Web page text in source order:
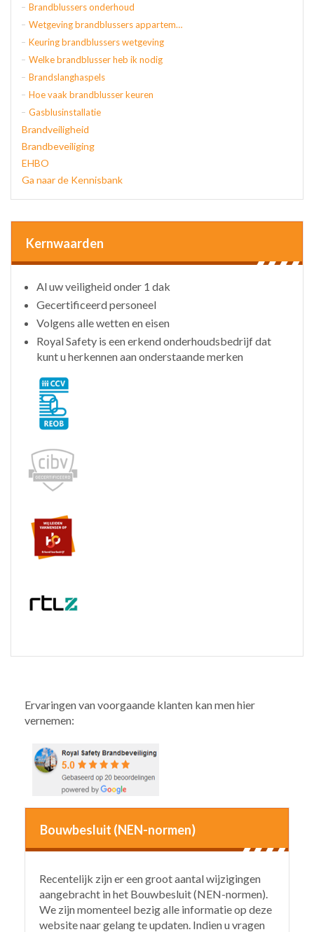
Brandblussers onderhoud
Wetgeving brandblussers appartementen
Keuring brandblussers wetgeving
Welke brandblusser heb ik nodig
Brandslanghaspels
Hoe vaak brandblusser keuren
Gasblusinstallatie
Brandveiligheid
Brandbeveiliging
EHBO
Ga naar de Kennisbank
Kernwaarden
Al uw veiligheid onder 1 dak
Gecertificeerd personeel
Volgens alle wetten en eisen
Royal Safety is een erkend onderhoudsbedrijf dat
kunt u herkennen aan onderstaande merken
Ervaringen van voorgaande klanten kan men hier
vernemen:
Bouwbesluit (NEN-normen)
Recentelijk zijn er een groot aantal wijzigingen
aangebracht in het Bouwbesluit (NEN-normen).
We zijn momenteel bezig alle informatie op deze
website naar gelang te updaten. Indien u vragen